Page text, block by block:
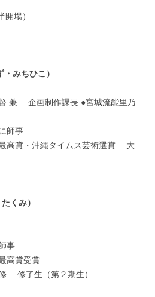
場）
みちひこ）
兼 企画制作課長 ●宮城流能里乃
師事
高賞・沖縄タイムス芸術選賞 大
くみ）
事
高賞受賞
修了生（第２期生）